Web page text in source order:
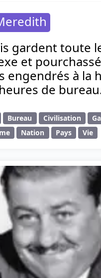
gardent toute
et pourchassé
engendrés à la
de
Bureau Civilisation
Nation Pays Vie